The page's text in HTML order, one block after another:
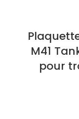
M41
pour